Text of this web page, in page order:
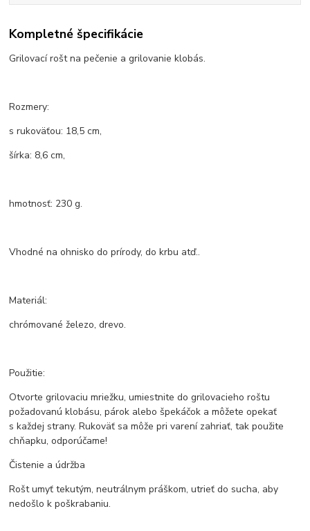
Kompletné špecifikácie
Grilovací rošt na pečenie a grilovanie klobás.
Rozmery:
s rukoväťou: 18,5 cm,
šírka: 8,6 cm,
hmotnosť: 230 g.
Vhodné na ohnisko do prírody, do krbu atď..
Materiál:
chrómované železo, drevo.
Použitie:
Otvorte grilovaciu mriežku, umiestnite do grilovacieho roštu
požadovanú klobásu, párok alebo špekáčok a môžete opekať
s každej strany. Rukoväť sa môže pri varení zahriať, tak použite
chňapku, odporúčame!
Čistenie a údržba
Rošt umyť tekutým, neutrálnym práškom, utrieť do sucha, aby
nedošlo k poškrabaniu.